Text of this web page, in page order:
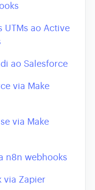
UTMs ao Active
ao Salesforce
via Make
via Make
n8n webhooks
via Zapier